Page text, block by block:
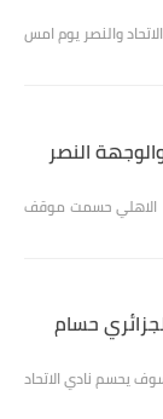
والنصر يوم امس
النصر
الاهلي حسمت موقف
حسام
يحسم نادي الاتحاد